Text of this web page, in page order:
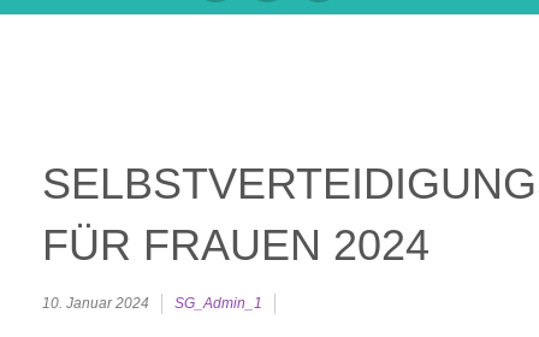
FÜR FRAUEN 2024
10. Januar 2024 SG_Admin_1